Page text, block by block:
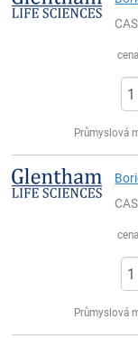
Průmyslová
Průmyslová